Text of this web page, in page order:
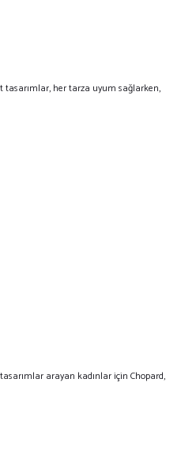
her tarza uyum sağlarken,
tasarımlar arayan kadınlar için Chopard,